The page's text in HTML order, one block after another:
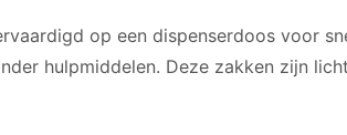
op een dispenserdoos voor
hulpmiddelen. Deze zakken zijn